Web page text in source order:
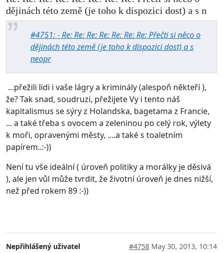
dějinách této země (je toho k dispozici dost) a s n
#4751: - Re: Re: Re: Re: Re: Re: Re: Přečti si něco o
dějinách této země (je toho k dispozici dost) a s
neopr
...přežili lidi i vaše lágry a kriminály (alespoň někteří ),
že? Tak snad, soudruzi, přežijete Vy i tento náš
kapitalismus se sýry z Holandska, bagetama z Francie,
... a také třeba s ovocem a zeleninou po celý rok, výlety
k moři, opravenými městy, ....a také s toaletním
papírem..:-))
Není tu vše ideální ( úroveň politiky a morálky je děsivá
), ale jen vůl může tvrdit, že životní úroveň je dnes nižší,
než před rokem 89 :-))
Nepřihlášený uživatel #4758 May 30, 2013, 10:14